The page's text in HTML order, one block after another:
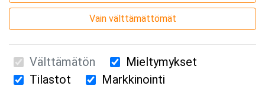
Suomen Ensiapukoulutus Oy / Valimotie 21 / 00380 Helsinki
Vain välttämättömät
Välttämätön
Mieltymykset
Tilastot
Markkinointi